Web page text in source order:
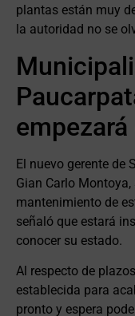
plantas están muy
la autoridad no se
El nuevo gerente de
Gian Carlo
mantenimiento de
señaló que estará
conocer su estado.
Al respecto de
establecida para
pronto y espera